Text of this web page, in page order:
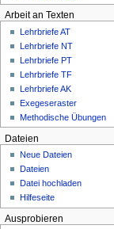
Arbeit an Texten
Lehrbriefe AT
Lehrbriefe NT
Lehrbriefe PT
Lehrbriefe TF
Lehrbriefe AK
Exegeseraster
Methodische Übungen
Dateien
Neue Dateien
Dateien
Datei hochladen
Hilfeseite
Ausprobieren